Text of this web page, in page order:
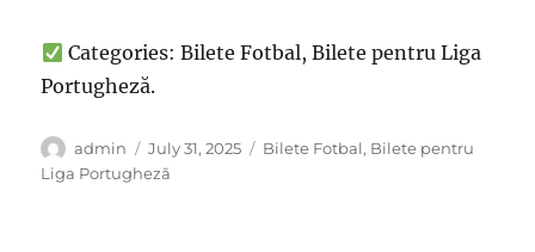
Categories: Bilete Fotbal, Bilete pentru Liga
Portugheză.
Author
admin
Posted
on
July 31, 2025 Categories
Bilete Fotbal, Bilete pentru
Liga Portugheză